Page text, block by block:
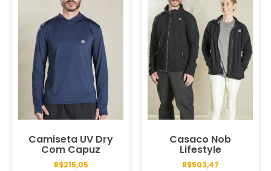
Camiseta UV Dry
Com Capuz
R$215,05
Casaco Nob
Lifestyle
R$503,47